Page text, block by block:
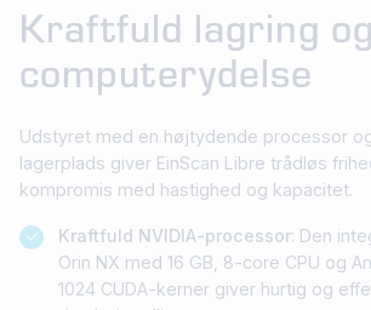
Kraftfuld lagring
computerydelse
Udstyret med en højtydende processor
lagerplads giver EinScan Libre trådløs
kompromis med hastighed og kapacitet.
Kraftfuld NVIDIA-processor: Den
Orin NX med 16 GB, 8-core CPU og
1024 CUDA-kerner giver hurtig og